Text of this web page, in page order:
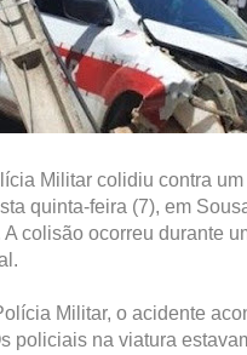
Militar colidiu contra um
quinta-feira (7), em
colisão ocorreu durante
Militar, o acidente
policiais na viatura